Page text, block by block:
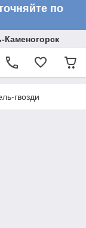
по
Каменогорск
гвозди